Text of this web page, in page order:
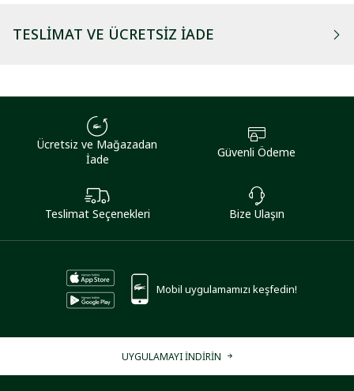
TESLIMAT VE ÜCRETSIZ İADE
Ücretsiz ve Mağazadan
İade
Güvenli Ödeme
Teslimat Seçenekleri Bize Ulaşın
Mobil uygulamamızı keşfedin!
UYGULAMAYI İNDİRİN